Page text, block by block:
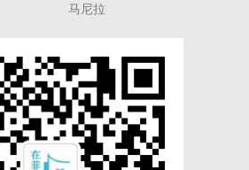
马尼拉